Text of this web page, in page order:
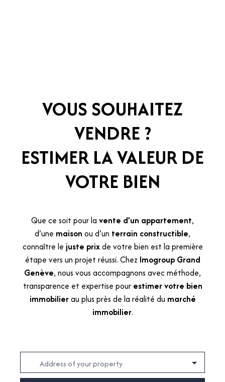
VOUS SOUHAITEZ
VENDRE ?
ESTIMER LA VALEUR DE
VOTRE BIEN
Que ce soit pour la vente d’un appartement,
d’une maison ou d’un terrain constructible,
connaître le juste prixde votre bien est la première
étape vers un projet réussi. Chez Imogroup Grand
Genève, nous vous accompagnons avec méthode,
transparence et expertise pour estimer votre bien
immobilierau plus près de la réalité du marché
immobilier.
Address of your property